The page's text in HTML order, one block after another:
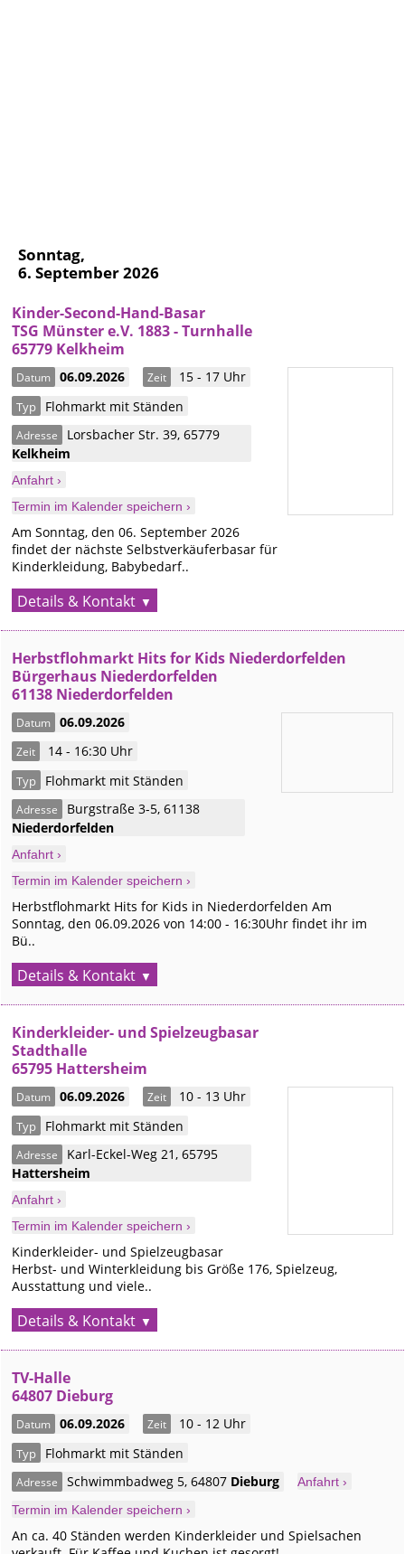
Sonntag,
6. September 2026
Kinder-Second-Hand-Basar
TSG Münster e.V. 1883 - Turnhalle
65779 Kelkheim
Datum 06.09.2026 Zeit 15 - 17 Uhr
Typ Flohmarkt mit Ständen
Adresse Lorsbacher Str. 39,65779
Kelkheim
Anfahrt ›
Termin im Kalender speichern ›
Am Sonntag, den 06. September 2026
findet der nächste Selbstverkäuferbasar für
Kinderkleidung, Babybedarf..
Details & Kontakt
Herbstflohmarkt Hits for Kids Niederdorfelden
Bürgerhaus Niederdorfelden
61138 Niederdorfelden
Datum 06.09.2026
Zeit 14 - 16:30 Uhr
Typ Flohmarkt mit Ständen
Adresse Burgstraße 3-5,61138
Niederdorfelden
Anfahrt ›
Termin im Kalender speichern ›
Herbstflohmarkt Hits for Kids in Niederdorfelden Am
Sonntag, den 06.09.2026 von 14:00 - 16:30Uhr findet ihr im
Bü..
Details & Kontakt
Kinderkleider- und Spielzeugbasar
Stadthalle
65795 Hattersheim
Datum 06.09.2026 Zeit 10 - 13 Uhr
Typ Flohmarkt mit Ständen
Adresse Karl-Eckel-Weg 21,65795
Hattersheim
Anfahrt ›
Termin im Kalender speichern ›
Kinderkleider- und Spielzeugbasar
Herbst- und Winterkleidung bis Größe 176, Spielzeug,
Ausstattung und viele..
Details & Kontakt
TV-Halle
64807 Dieburg
Datum 06.09.2026 Zeit 10 - 12 Uhr
Typ Flohmarkt mit Ständen
Adresse Schwimmbadweg 5,64807 Dieburg
Anfahrt ›
Termin im Kalender speichern ›
An ca. 40 Ständen werden Kinderkleider und Spielsachen